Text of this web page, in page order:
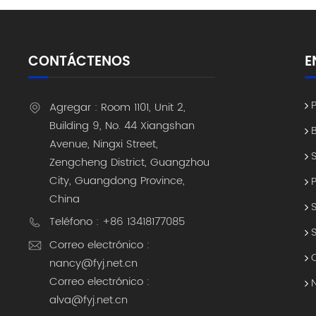
CONTÁCTENOS
Agregar : Room 1101, Unit 2,
Building 9, No. 44 Xiangshan
Avenue, Ningxi Street,
Zengcheng District, Guangzhou
City, Guangdong Province,
China
Teléfono : +86 13418177085
Correo electrónico :
nancy@fyj.net.cn
Correo electrónico :
alva@fyj.net.cn